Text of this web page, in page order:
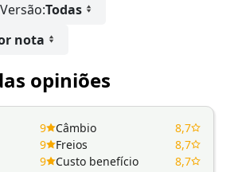
Versão:Todas
nota
opiniões
9
9
9
Câmbio
8,7
Freios
8,7
Custo benefício
8,7